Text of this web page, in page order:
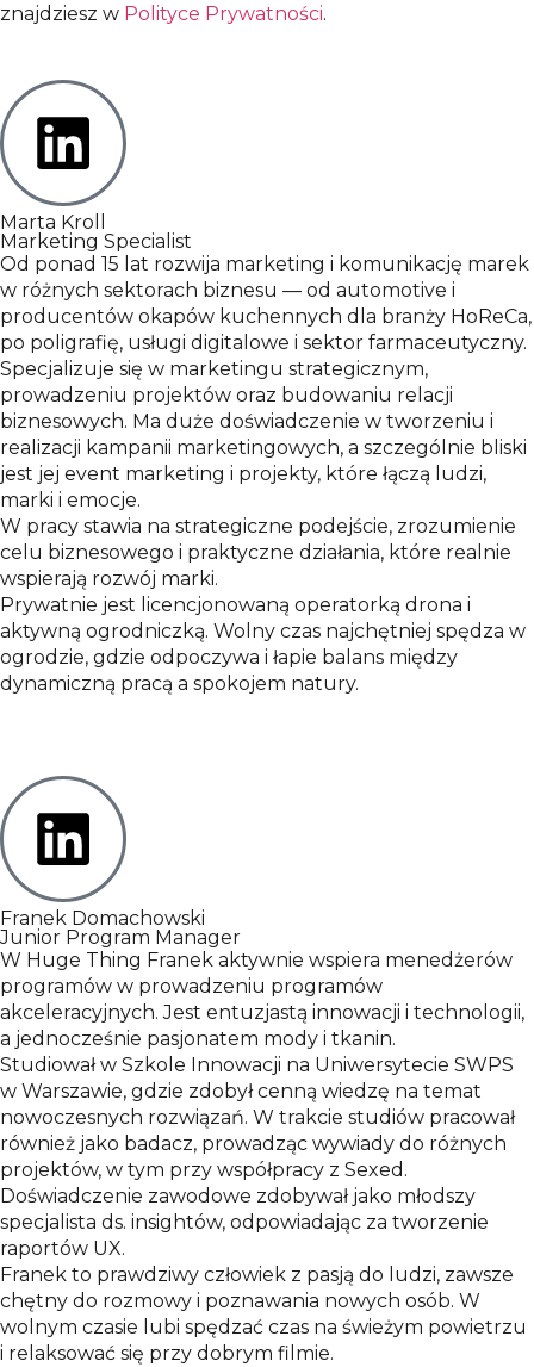
znajdziesz w Polityce Prywatności.
Marta Kroll
Marketing Specialist
Od ponad 15 lat rozwija marketing i komunikację marek
w różnych sektorach biznesu — od automotive i
producentów okapów kuchennych dla branży HoReCa,
po poligrafię, usługi digitalowe i sektor farmaceutyczny.
Specjalizuje się w marketingu strategicznym,
prowadzeniu projektów oraz budowaniu relacji
biznesowych. Ma duże doświadczenie w tworzeniu i
realizacji kampanii marketingowych, a szczególnie bliski
jest jej event marketing i projekty, które łączą ludzi,
marki i emocje.
W pracy stawia na strategiczne podejście, zrozumienie
celu biznesowego i praktyczne działania, które realnie
wspierają rozwój marki.
Prywatnie jest licencjonowaną operatorką drona i
aktywną ogrodniczką. Wolny czas najchętniej spędza w
ogrodzie, gdzie odpoczywa i łapie balans między
dynamiczną pracą a spokojem natury.
Franek Domachowski
Junior Program Manager
W Huge Thing Franek aktywnie wspiera menedżerów
programów w prowadzeniu programów
akceleracyjnych. Jest entuzjastą innowacji i technologii,
a jednocześnie pasjonatem mody i tkanin.
Studiował w Szkole Innowacji na Uniwersytecie SWPS
w Warszawie, gdzie zdobył cenną wiedzę na temat
nowoczesnych rozwiązań. W trakcie studiów pracował
również jako badacz, prowadząc wywiady do różnych
projektów, w tym przy współpracy z Sexed.
Doświadczenie zawodowe zdobywał jako młodszy
specjalista ds. insightów, odpowiadając za tworzenie
raportów UX.
Franek to prawdziwy człowiek z pasją do ludzi, zawsze
chętny do rozmowy i poznawania nowych osób. W
wolnym czasie lubi spędzać czas na świeżym powietrzu
i relaksować się przy dobrym filmie.